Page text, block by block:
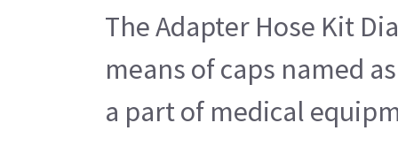
The Adapter Hose Kit
means of caps named
a part of medical